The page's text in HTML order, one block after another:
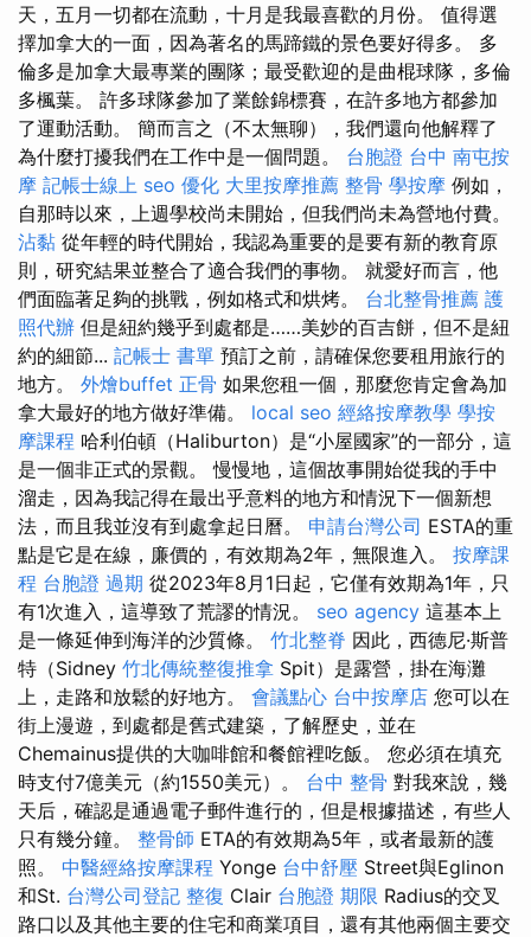
天，五月一切都在流動，十月是我最喜歡的月份。 值得選
擇加拿大的一面，因為著名的馬蹄鐵的景色要好得多。 多
倫多是加拿大最專業的團隊；最受歡迎的是曲棍球隊，多倫
多楓葉。 許多球隊參加了業餘錦標賽，在許多地方都參加
了運動活動。 簡而言之（不太無聊），我們還向他解釋了
為什麼打擾我們在工作中是一個問題。 台胞證 台中 南屯按
摩 記帳士線上 seo 優化 大里按摩推薦 整骨 學按摩 例如，
自那時以來，上週學校尚未開始，但我們尚未為營地付費。
沾黏 從年輕的時代開始，我認為重要的是要有新的教育原
則，研究結果並整合了適合我們的事物。 就愛好而言，他
們面臨著足夠的挑戰，例如格式和烘烤。 台北整骨推薦 護
照代辦 但是紐約幾乎到處都是……美妙的百吉餅，但不是紐
約的細節... 記帳士 書單 預訂之前，請確保您要租用旅行的
地方。 外燴buffet 正骨 如果您租一個，那麼您肯定會為加
拿大最好的地方做好準備。 local seo 經絡按摩教學 學按
摩課程 哈利伯頓（Haliburton）是“小屋國家”的一部分，這
是一個非正式的景觀。 慢慢地，這個故事開始從我的手中
溜走，因為我記得在最出乎意料的地方和情況下一個新想
法，而且我並沒有到處拿起日曆。 申請台灣公司 ESTA的重
點是它是在線，廉價的，有效期為2年，無限進入。 按摩課
程 台胞證 過期 從2023年8月1日起，它僅有效期為1年，只
有1次進入，這導致了荒謬的情況。 seo agency 這基本上
是一條延伸到海洋的沙質條。 竹北整脊 因此，西德尼·斯普
特（Sidney 竹北傳統整復推拿 Spit）是露營，掛在海灘
上，走路和放鬆的好地方。 會議點心 台中按摩店 您可以在
街上漫遊，到處都是舊式建築，了解歷史，並在
Chemainus提供的大咖啡館和餐館裡吃飯。 您必須在填充
時支付7億美元（約1550美元）。 台中 整骨 對我來說，幾
天后，確認是通過電子郵件進行的，但是根據描述，有些人
只有幾分鐘。 整骨師 ETA的有效期為5年，或者最新的護
照。 中醫經絡按摩課程 Yonge 台中舒壓 Street與Eglinon
和St. 台灣公司登記 整復 Clair 台胞證 期限 Radius的交叉
路口以及其他主要的住宅和商業項目，還有其他兩個主要交